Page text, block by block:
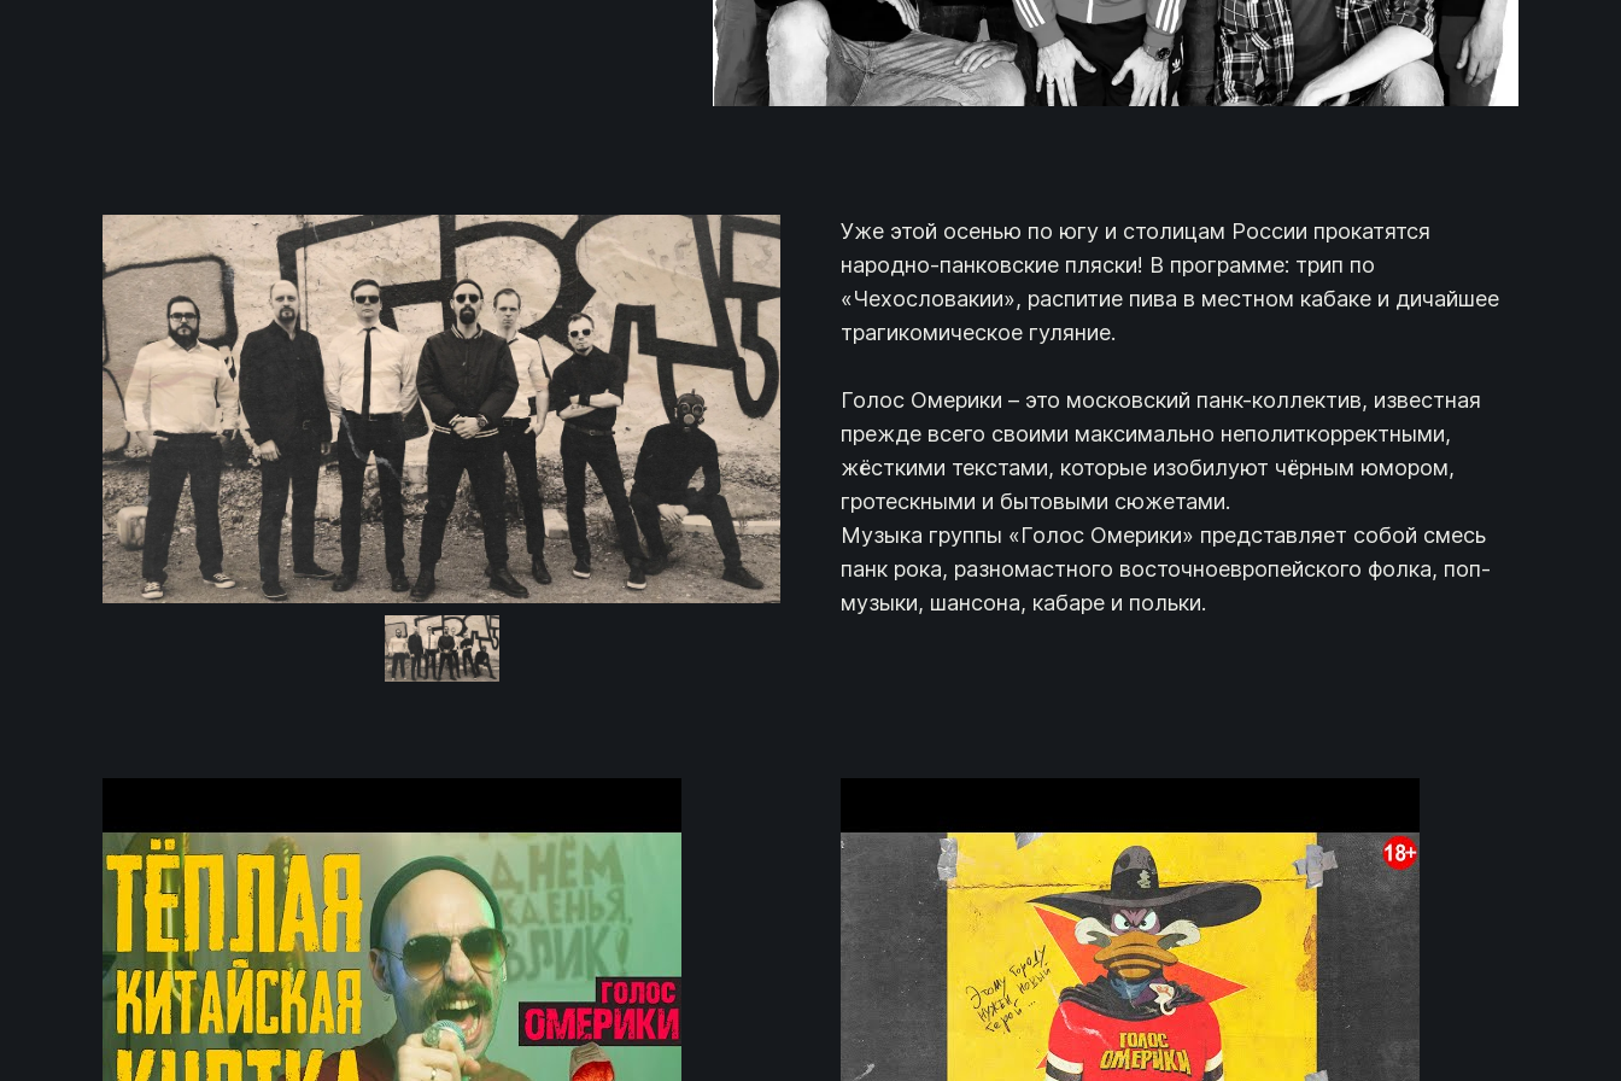
Уже этой осенью по югу и столицам России прокатятся
народно-панковские пляски! В программе: трип по
«Чехословакии», распитие пива в местном кабаке и дичайшее
трагикомическое гуляние.
Голос Омерики – это московский панк-коллектив, известная
прежде всего своими максимально неполиткорректными,
жёсткими текстами, которые изобилуют чёрным юмором,
гротескными и бытовыми сюжетами.
Музыка группы «Голос Омерики» представляет собой смесь
панк рока, разномастного восточноевропейского фолка, поп-
музыки, шансона, кабаре и польки.